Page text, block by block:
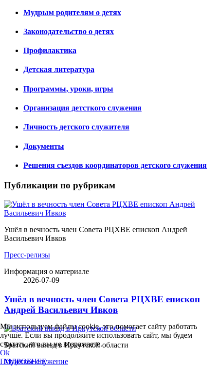
Мудрым родителям о детях
Законодательство о детях
Профилактика
Детская литература
Программы, уроки, игры
Организация детсткого служения
Личность детского служителя
Документы
Решения съездов координаторов детского служения
Публикации по рубрикам
Ушёл в вечность член Совета РЦХВЕ епископ Андрей
Васильевич Ивков
Пресс-релизы
Информация о материале
2026-07-09
Ушёл в вечность член Совета РЦХВЕ епископ
Андрей Васильевич Ивков
Братский выезд в Иркутской области
Мужское служение
Мы используем файлы cookie, это помогает сайту работать
лучше. Если вы продолжите использовать сайт, мы будем
считать, что вы не возражаете.
Ok
ПОДРОБНЕЕ